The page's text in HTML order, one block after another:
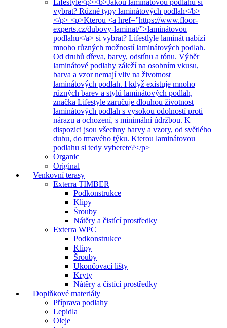
Lifestyle<p><b>Jakou laminátovou podlahu si
vybrat? Různé typy laminátových podlah</b>
</p> <p>Kterou <a href=”https://www.floor-
experts.cz/dubovy-laminat/”>laminátovou
podlahu</a> si vybrat? Lifestlyle laminát nabízí
mnoho různých možností laminátových podlah.
Od druhů dřeva, barvy, odstínu a tónu. Výběr
laminátové podlahy záleží na osobním vkusu,
barva a vzor nemají vliv na životnost
laminátových podlah. I když existuje mnoho
různých barev a stylů laminátových podlah,
značka Lifestyle zaručuje dlouhou životnost
laminátových podlah s vysokou odolností proti
nárazu a ochození, s minimální údržbou. K
dispozici jsou všechny barvy a vzory, od světlého
dubu, do tmavého týku. Kterou laminátovou
podlahu si tedy vyberete?</p>
Organic
Original
Venkovní terasy
Exterra TIMBER
Podkonstrukce
Klipy
Šrouby
Nátěry a čistící prostředky
Exterra WPC
Podkonstrukce
Klipy
Šrouby
Ukončovací lišty
Kryty
Nátěry a čistící prostředky
Doplňkové materiály
Příprava podlahy
Lepidla
Oleje